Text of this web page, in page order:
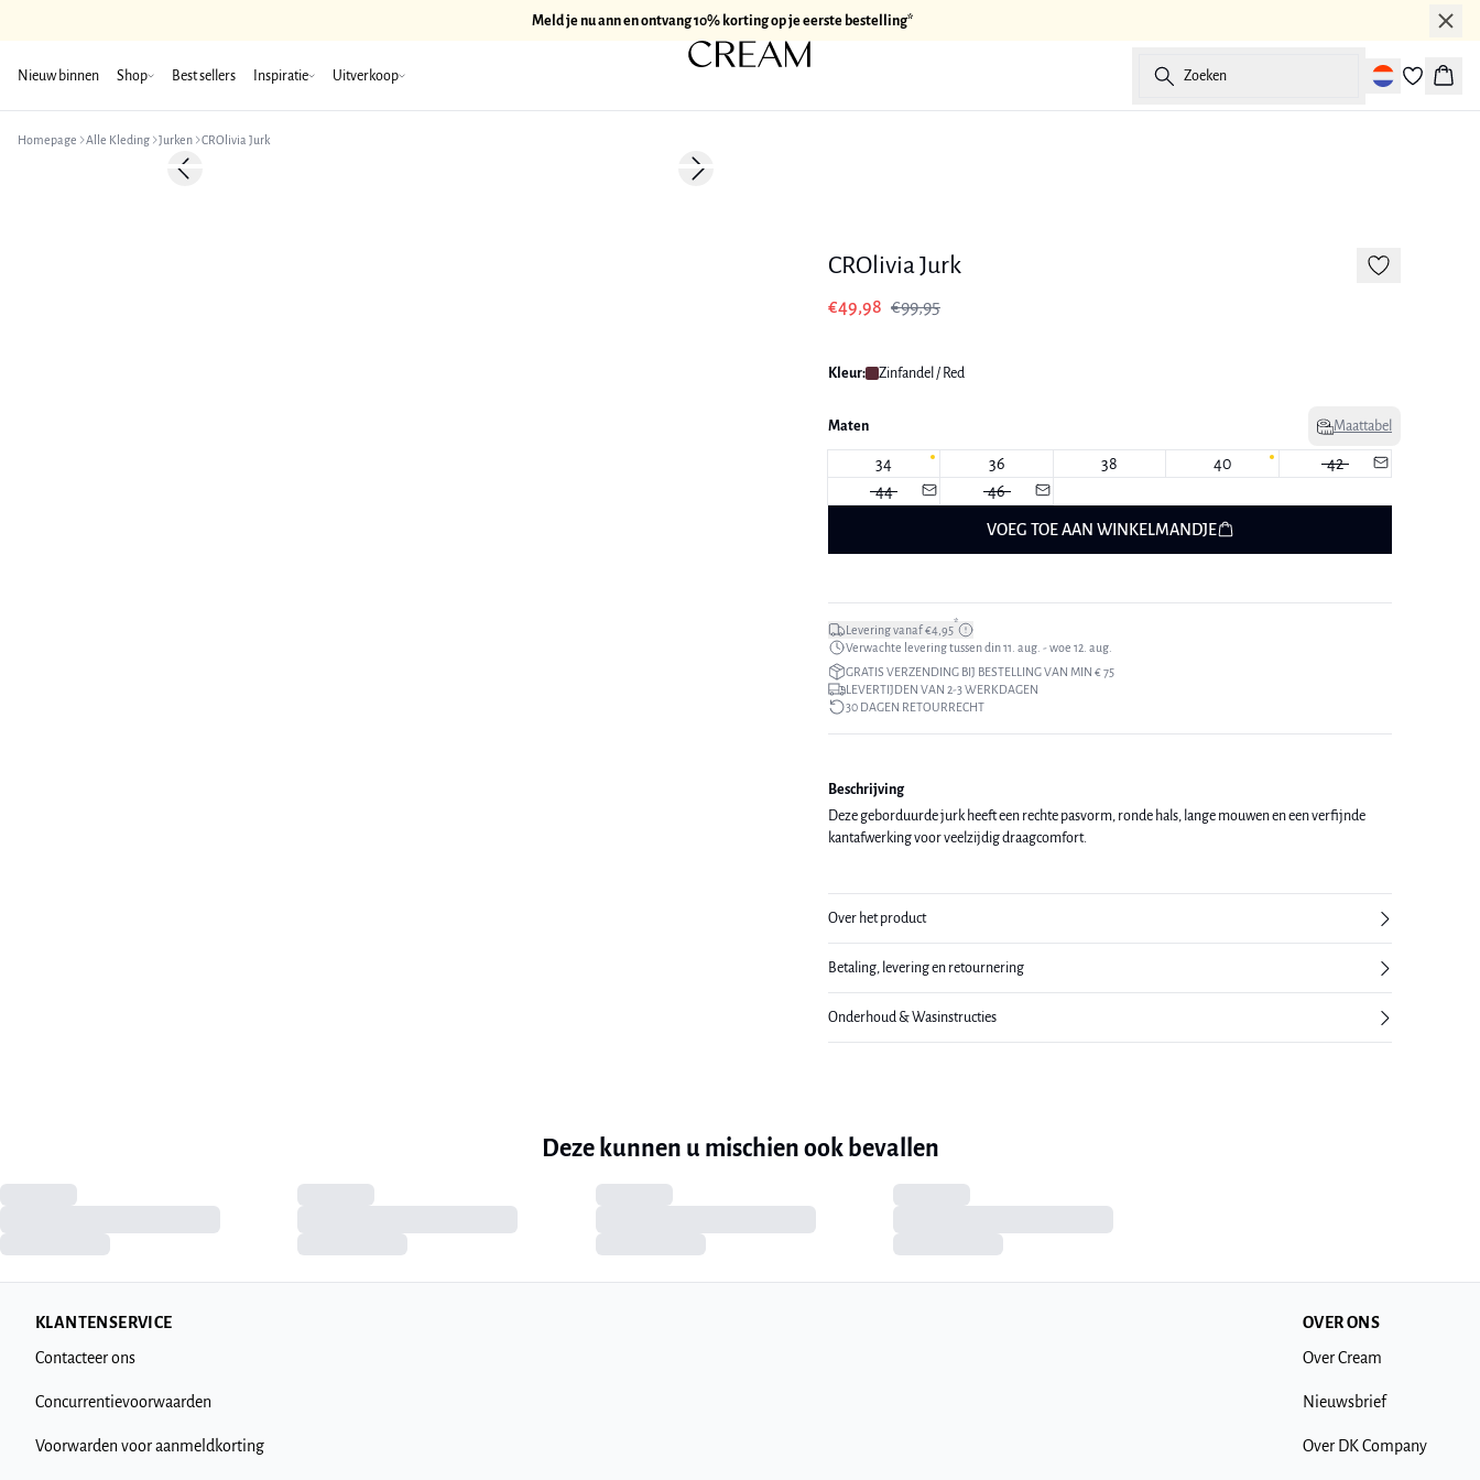
Meld je nu ann en ontvang 10% korting op je eerste bestelling*
Nieuw binnen Shop Best sellers Inspiratie Uitverkoop Zoeken
Homepage Alle Kleding Jurken CROlivia Jurk
-50%Previous slide Next slide
CROlivia Jurk
€49,98 €99,95
Kleur: Zinfandel / Red
Maten Maattabel
34 36 38 40
42
44
46
VOEG TOE AAN WINKELMANDJE
Levering vanaf €4,95*
Verwachte levering tussen din 11. aug. - woe 12. aug.
GRATIS VERZENDING BIJ BESTELLING VAN MIN € 75
LEVERTIJDEN VAN 2-3 WERKDAGEN
30 DAGEN RETOURRECHT
Beschrijving
Deze geborduurde jurk heeft een rechte pasvorm, ronde hals, lange mouwen en een verfijnde
kantafwerking voor veelzijdig draagcomfort.
Over het product
Betaling, levering en retournering
Onderhoud & Wasinstructies
Deze kunnen u mischien ook bevallen
KLANTENSERVICE
Contacteer ons
Concurrentievoorwaarden
Voorwarden voor aanmeldkorting
OVER ONS
Over Cream
Nieuwsbrief
Over DK Company